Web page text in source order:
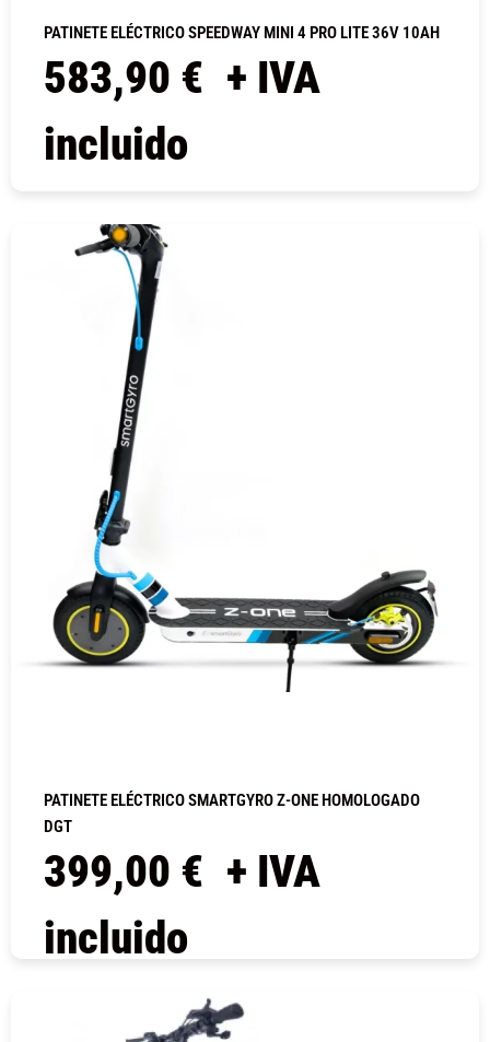
PATINETE ELÉCTRICO SPEEDWAY MINI 4 PRO LITE 36V 10AH
583,90 € + IVA
incluido
PATINETE ELÉCTRICO SMARTGYRO Z-ONE HOMOLOGADO
DGT
399,00 € + IVA
incluido